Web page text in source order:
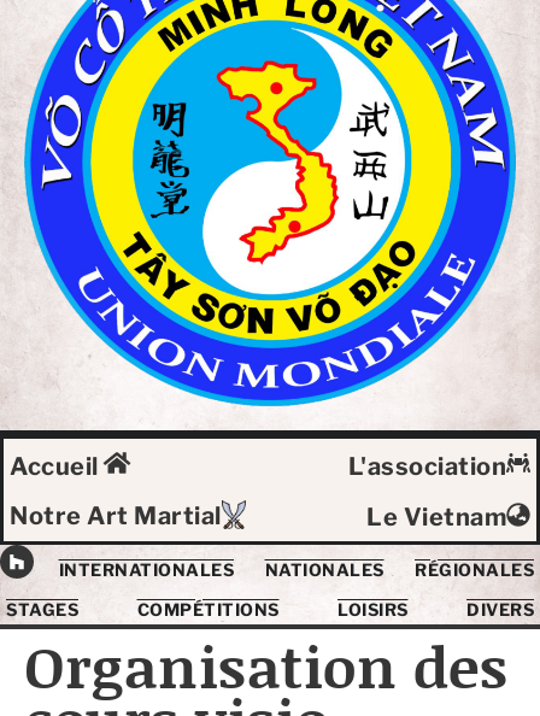
Accueil
L'association
Notre Art Martial
Le Vietnam
INTERNATIONALES NATIONALES
RÉGIONALES
STAGES
COMPÉTITIONS LOISIRS DIVERS
Organisation des